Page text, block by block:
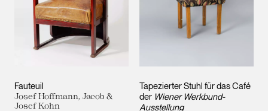
Fauteuil
Josef Hoffmann, Jacob &
Josef Kohn
Tapezierter Stuhl für das Café
der Wiener Werkbund-
Ausstellung